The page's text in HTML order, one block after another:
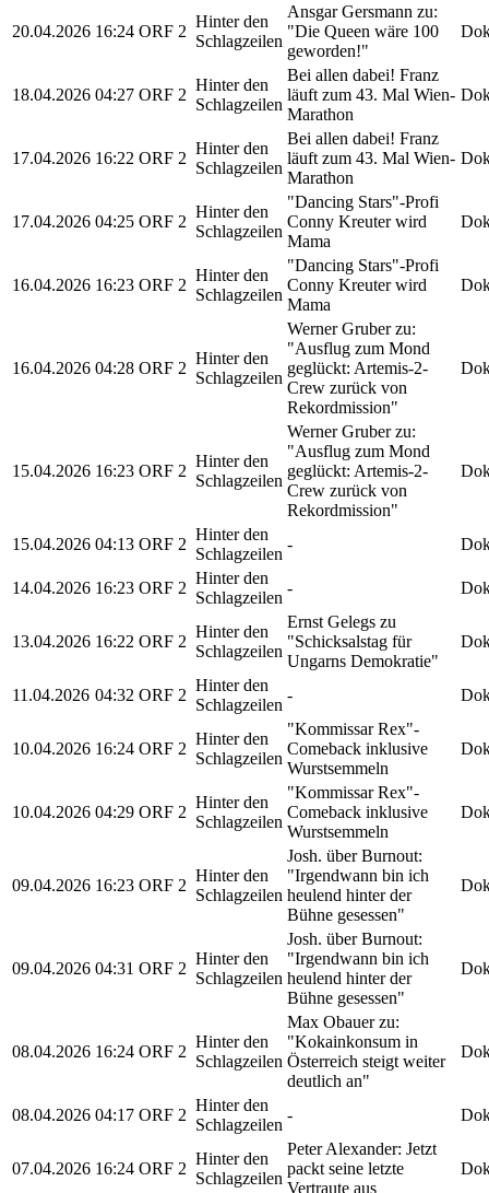
20.04.2026 16:24 ORF 2
Hinter den
Schlagzeilen
Ansgar Gersmann zu:
"Die Queen wäre 100
geworden!"
18.04.2026 04:27 ORF 2
Hinter den
Schlagzeilen
Bei allen dabei! Franz
läuft zum 43. Mal Wien-
Marathon
17.04.2026 16:22 ORF 2
Hinter den
Schlagzeilen
Bei allen dabei! Franz
läuft zum 43. Mal Wien-
Marathon
17.04.2026 04:25 ORF 2
Hinter den
Schlagzeilen
"Dancing Stars"-Profi
Conny Kreuter wird
Mama
16.04.2026 16:23 ORF 2
Hinter den
Schlagzeilen
"Dancing Stars"-Profi
Conny Kreuter wird
Mama
16.04.2026 04:28 ORF 2
Hinter den
Schlagzeilen
Werner Gruber zu:
"Ausflug zum Mond
geglückt: Artemis-2-
Crew zurück von
Rekordmission"
15.04.2026 16:23 ORF 2
Hinter den
Schlagzeilen
Werner Gruber zu:
"Ausflug zum Mond
geglückt: Artemis-2-
Crew zurück von
Rekordmission"
15.04.2026 04:13 ORF 2
Hinter den
Schlagzeilen
-
14.04.2026 16:23 ORF 2
Hinter den
Schlagzeilen
-
13.04.2026 16:22 ORF 2
Hinter den
Schlagzeilen
Ernst Gelegs zu
"Schicksalstag für
Ungarns Demokratie"
11.04.2026 04:32 ORF 2
Hinter den
Schlagzeilen
-
10.04.2026 16:24 ORF 2
Hinter den
Schlagzeilen
"Kommissar Rex"-
Comeback inklusive
Wurstsemmeln
10.04.2026 04:29 ORF 2
Hinter den
Schlagzeilen
"Kommissar Rex"-
Comeback inklusive
Wurstsemmeln
09.04.2026 16:23 ORF 2
Hinter den
Schlagzeilen
Josh. über Burnout:
"Irgendwann bin ich
heulend hinter der
Bühne gesessen"
09.04.2026 04:31 ORF 2
Hinter den
Schlagzeilen
Josh. über Burnout:
"Irgendwann bin ich
heulend hinter der
Bühne gesessen"
08.04.2026 16:24 ORF 2
Hinter den
Schlagzeilen
Max Obauer zu:
"Kokainkonsum in
Österreich steigt weiter
deutlich an"
08.04.2026 04:17 ORF 2
Hinter den
Schlagzeilen
-
07.04.2026 16:24 ORF 2
Hinter den
Schlagzeilen
Peter Alexander: Jetzt
packt seine letzte
Vertraute aus